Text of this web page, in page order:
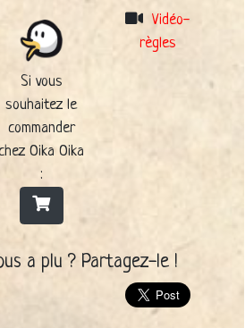
Si vous
souhaitez le
commander
Oika Oika
:
Vidéo-
règles
a plu ? Partagez-le !